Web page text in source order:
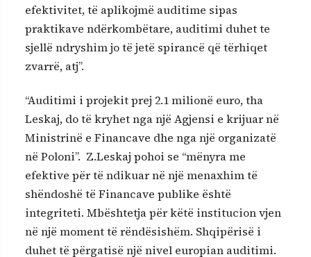
efektivitet, të aplikojmë auditime sipas
praktikave ndërkombëtare, auditimi duhet te
sjellë ndryshim jo të jetë spirancë që tërhiqet
zvarrë, atj”.
“Auditimi i projekit prej 2.1 milionë euro, tha
Leskaj, do të kryhet nga një Agjensi e krijuar në
Ministrinë e Financave dhe nga një organizatë
në Poloni”. Z.Leskaj pohoi se “mënyra me
efektive për të ndikuar në një menaxhim të
shëndoshë të Financave publike është
integriteti. Mbështetja për këtë institucion vjen
në një moment të rëndësishëm. Shqipërisë i
duhet të përgatisë një nivel europian auditimi.